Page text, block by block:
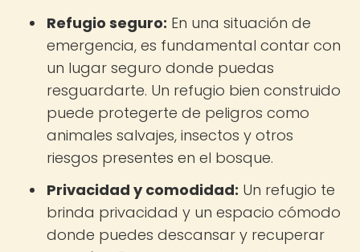
Refugio seguro: En una situación de
emergencia, es fundamental contar con
un lugar seguro donde puedas
resguardarte. Un refugio bien construido
puede protegerte de peligros como
animales salvajes, insectos y otros
riesgos presentes en el bosque.
Privacidad y comodidad: Un refugio te
brinda privacidad y un espacio cómodo
donde puedes descansar y recuperar